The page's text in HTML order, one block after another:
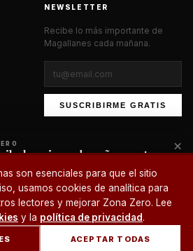
NEWSLETTER
Recibe lo más importante de
Magallanes cada mañana.
SUSCRIBIRME GRATIS
Todos los derechos reservados.
son esenciales para que el sitio
usamos cookies de analítica para
lectores y mejorar Zona Zero. Lee
y la política de privacidad.
ACEPTAR TODAS
lo mejor cada mañana en tu
SUSCRIBIRME
×